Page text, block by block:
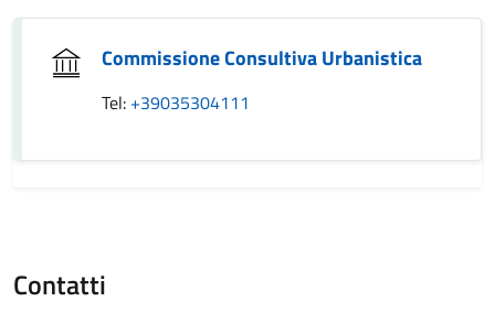
Commissione Consultiva Urbanistica
Tel: +39035304111
Contatti